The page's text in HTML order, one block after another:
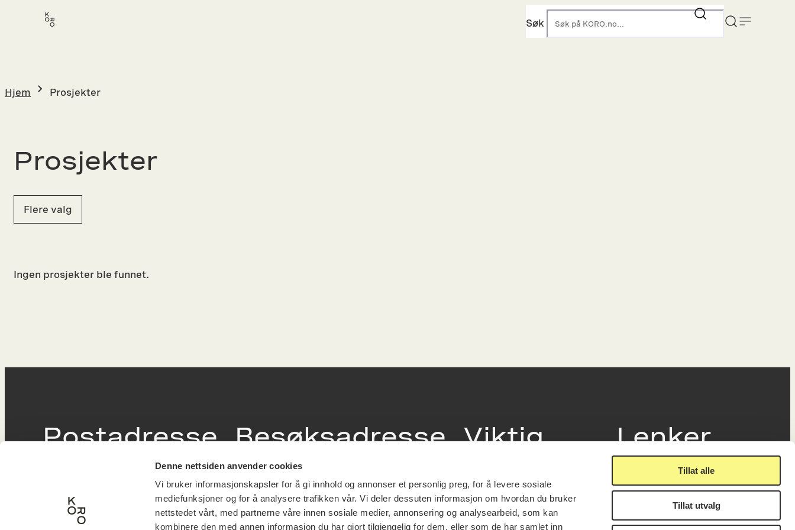
Denne nettsiden anvender cookies
Vi bruker informasjonskapsler for å gi innhold og annonser et personlig preg, for å levere sosiale
mediefunksjoner og for å analysere trafikken vår. Vi deler dessuten informasjon om hvordan du bruker
nettstedet vårt, med partnerne våre innen sosiale medier, annonsering og analysearbeid, som kan
kombinere den med annen informasjon du har gjort tilgjengelig for dem, eller som de har samlet inn
Tillat alle
Tillat utvalg
Søk
Hjem Prosjekter
Prosjekter
Flere valg
Ingen prosjekter ble funnet.
Postadresse
St. Olavs plass
0130 Oslo
Besøksadresse
Victoria Terrasse 11
inngang Løkkeveien,
0251 Oslo
Viktig
Utbetaling og fakturering
Personvernerklæring
Lenker
Nyhetsbrev
Offentlig postjournal
KORO på Digitalt Museum